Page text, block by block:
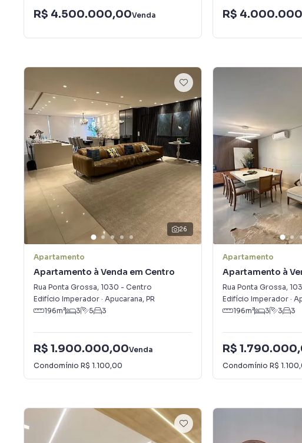
R$ 4.500.000,00Venda R$
26
Apartamento
Apartamento à Venda em Centro
Rua Ponta Grossa, 1030 - Centro
Edifício Imperador · Apucarana, PR
196m² 3 5 3
R$ 1.900.000,00Venda
Condomínio R$ 1.100,00
Apartamento
Apartamento à
Rua Ponta Grossa,
Edifício Imperador·
196m² 3 3 3
R$
Condomínio R$